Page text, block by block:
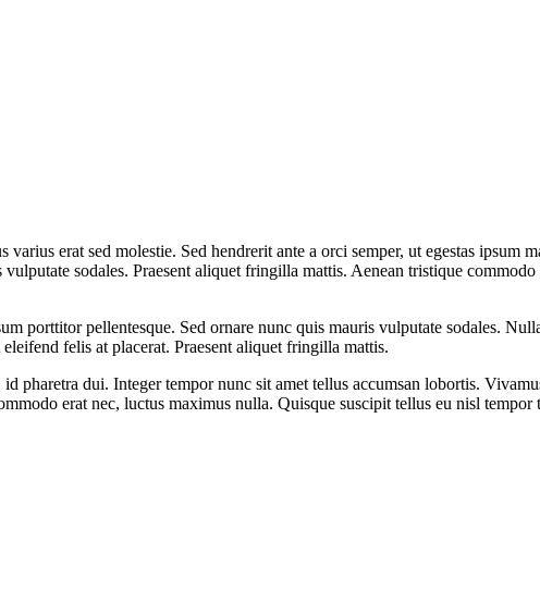
erat sed molestie. Sed hendrerit ante a orci semper, ut egestas ipsum
sodales. Praesent aliquet fringilla mattis. Aenean tristique
porttitor pellentesque. Sed ornare nunc quis mauris vulputate sodales.
felis at placerat. Praesent aliquet fringilla mattis.
pharetra dui. Integer tempor nunc sit amet tellus accumsan lobortis.
erat nec, luctus maximus nulla. Quisque suscipit tellus eu nisl